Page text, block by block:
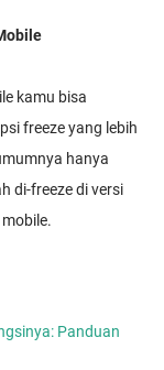
kamu bisa
freeze yang lebih
hanya
di-freeze di versi
Panduan